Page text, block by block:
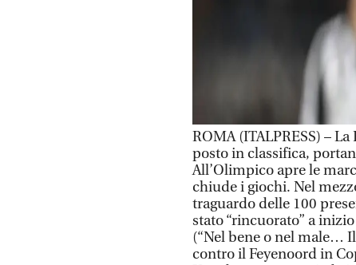
ROMA (ITALPRESS) –
posto in classifica,
All’Olimpico apre le
chiude i giochi. Nel
traguardo delle 100
stato “rincuorato” a
(“Nel bene o nel male…
contro il Feyenoord in